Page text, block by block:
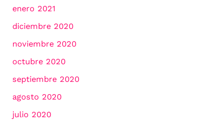
enero 2021
diciembre 2020
noviembre 2020
octubre 2020
septiembre 2020
agosto 2020
julio 2020